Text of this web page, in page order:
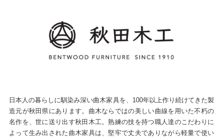
日本人の暮らしに馴染み深い曲木家具を、100年以上作り続けてきた製
造元が秋田県にあります。曲木ならではの美しい曲線を用いた不朽の
名作を、世に送り出す秋田木工。熟練の技を持つ職人達のこだわりに
よって生み出された曲木家具は、堅牢で丈夫でありながら軽量で使い